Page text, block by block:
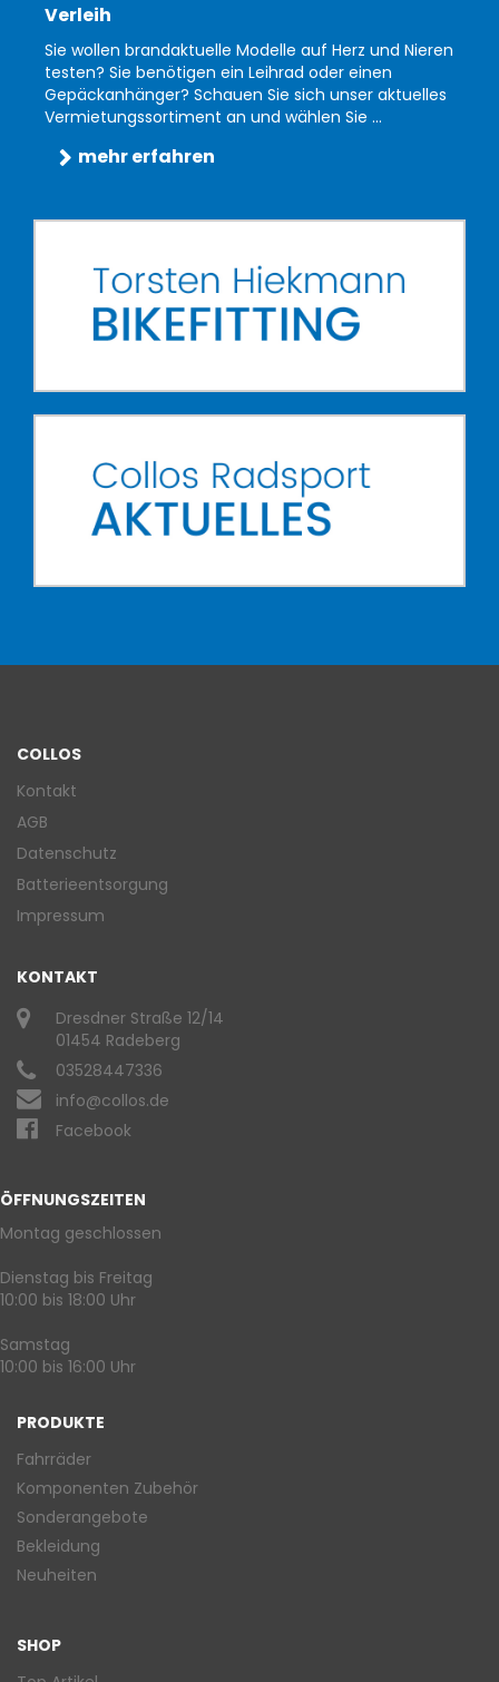
Verleih
Sie wollen brandaktuelle Modelle auf Herz und Nieren
testen? Sie benötigen ein Leihrad oder einen
Gepäckanhänger? Schauen Sie sich unser aktuelles
Vermietungssortiment an und wählen Sie ...
mehr erfahren
COLLOS
Kontakt
AGB
Datenschutz
Batterieentsorgung
Impressum
KONTAKT
Dresdner Straße 12/14
01454 Radeberg
03528447336
info@collos.de
Facebook
ÖFFNUNGSZEITEN
Montag geschlossen
Dienstag bis Freitag
10:00 bis 18:00 Uhr
Samstag
10:00 bis 16:00 Uhr
PRODUKTE
Fahrräder
Komponenten Zubehör
Sonderangebote
Bekleidung
Neuheiten
SHOP